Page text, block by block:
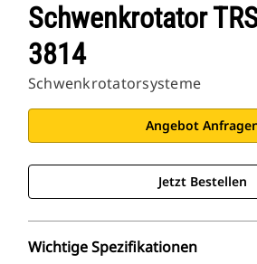
Schwenkrotator
3814
Schwenkrotatorsysteme
Angebot
Jetzt Bestellen
Wichtige Spezifikationen